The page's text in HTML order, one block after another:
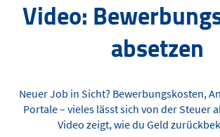
Video:
absetzen
Neuer Job in Sicht? Bewerbungskosten,
Portale – vieles lässt sich von der Steuer
Video zeigt, wie du Geld